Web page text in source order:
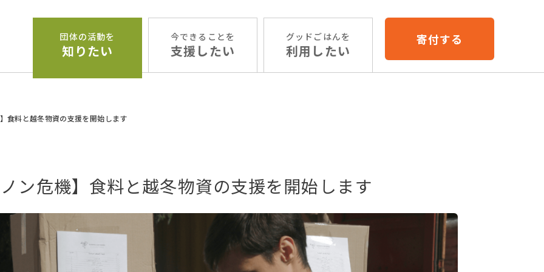
団体の活動を
知りたい
今できることを
支援したい
グッドごはんを
利用したい
寄付する
食料と越冬物資の支援を開始します
ン危機】食料と越冬物資の支援を開始します